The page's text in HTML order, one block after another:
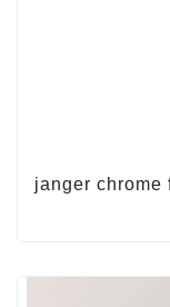
janger chrome